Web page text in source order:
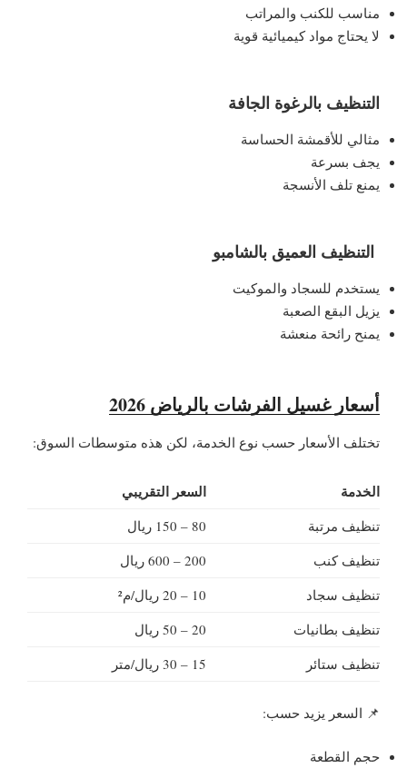
مناسب للكنب والمراتب
لا يحتاج مواد كيميائية قوية
التنظيف بالرغوة الجافة
مثالي للأقمشة الحساسة
يجف بسرعة
يمنع تلف الأنسجة
التنظيف العميق بالشامبو
يستخدم للسجاد والموكيت
يزيل البقع الصعبة
يمنح رائحة منعشة
أسعار غسيل الفرشات بالرياض 2026
تختلف الأسعار حسب نوع الخدمة، لكن هذه متوسطات السوق:
الخدمة السعر التقريبي
تنظيف مرتبة
80 – 150 ريال
تنظيف كنب
200 – 600 ريال
تنظيف سجاد
10 – 20 ريال/م²
تنظيف بطانيات
20 – 50 ريال
تنظيف ستائر
15 – 30 ريال/متر
📌 السعر يزيد حسب:
حجم القطعة